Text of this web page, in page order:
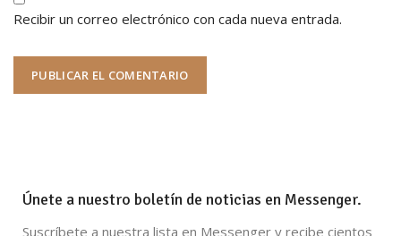
Recibir un correo electrónico con cada nueva entrada.
Únete a nuestro boletín de noticias en Messenger.
Suscríbete a nuestra lista en Messenger y recibe cientos